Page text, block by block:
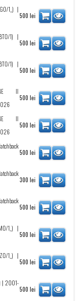
1_) |
500 lei
1) |
500 lei
1) |
500 lei
II
500 lei
II
500 lei
500 lei
300 lei
500 lei
1_) |
500 lei
1_) |
500 lei
| 2001-
500 lei